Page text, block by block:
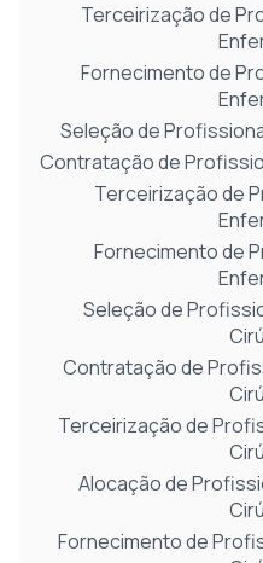
Terceirização de
Fornecimento de
Seleção de
Contratação de
Terceirização de
Fornecimento de
Seleção de
Contratação de
Terceirização de
Alocação de
Fornecimento de